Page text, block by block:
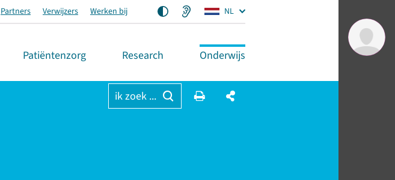
Partners Verwijzers Werken bij NL
Patiëntenzorg Research Onderwijs
ik zoek ...